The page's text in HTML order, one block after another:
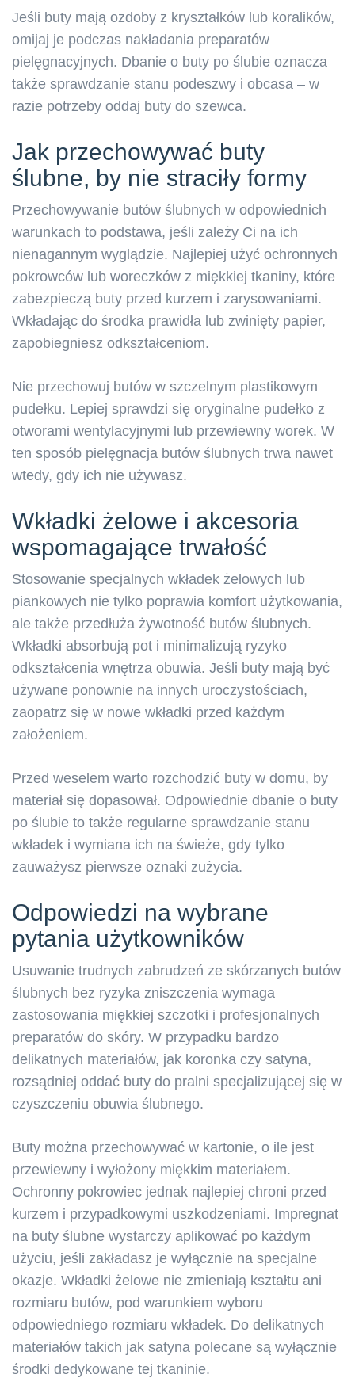
Jeśli buty mają ozdoby z kryształków lub koralików,
omijaj je podczas nakładania preparatów
pielęgnacyjnych. Dbanie o buty po ślubie oznacza
także sprawdzanie stanu podeszwy i obcasa – w
razie potrzeby oddaj buty do szewca.
Jak przechowywać buty
ślubne, by nie straciły formy
Przechowywanie butów ślubnych w odpowiednich
warunkach to podstawa, jeśli zależy Ci na ich
nienagannym wyglądzie. Najlepiej użyć ochronnych
pokrowców lub woreczków z miękkiej tkaniny, które
zabezpieczą buty przed kurzem i zarysowaniami.
Wkładając do środka prawidła lub zwinięty papier,
zapobiegniesz odkształceniom.
Nie przechowuj butów w szczelnym plastikowym
pudełku. Lepiej sprawdzi się oryginalne pudełko z
otworami wentylacyjnymi lub przewiewny worek. W
ten sposób pielęgnacja butów ślubnych trwa nawet
wtedy, gdy ich nie używasz.
Wkładki żelowe i akcesoria
wspomagające trwałość
Stosowanie specjalnych wkładek żelowych lub
piankowych nie tylko poprawia komfort użytkowania,
ale także przedłuża żywotność butów ślubnych.
Wkładki absorbują pot i minimalizują ryzyko
odkształcenia wnętrza obuwia. Jeśli buty mają być
używane ponownie na innych uroczystościach,
zaopatrz się w nowe wkładki przed każdym
założeniem.
Przed weselem warto rozchodzić buty w domu, by
materiał się dopasował. Odpowiednie dbanie o buty
po ślubie to także regularne sprawdzanie stanu
wkładek i wymiana ich na świeże, gdy tylko
zauważysz pierwsze oznaki zużycia.
Odpowiedzi na wybrane
pytania użytkowników
Usuwanie trudnych zabrudzeń ze skórzanych butów
ślubnych bez ryzyka zniszczenia wymaga
zastosowania miękkiej szczotki i profesjonalnych
preparatów do skóry. W przypadku bardzo
delikatnych materiałów, jak koronka czy satyna,
rozsądniej oddać buty do pralni specjalizującej się w
czyszczeniu obuwia ślubnego.
Buty można przechowywać w kartonie, o ile jest
przewiewny i wyłożony miękkim materiałem.
Ochronny pokrowiec jednak najlepiej chroni przed
kurzem i przypadkowymi uszkodzeniami. Impregnat
na buty ślubne wystarczy aplikować po każdym
użyciu, jeśli zakładasz je wyłącznie na specjalne
okazje. Wkładki żelowe nie zmieniają kształtu ani
rozmiaru butów, pod warunkiem wyboru
odpowiedniego rozmiaru wkładek. Do delikatnych
materiałów takich jak satyna polecane są wyłącznie
środki dedykowane tej tkaninie.